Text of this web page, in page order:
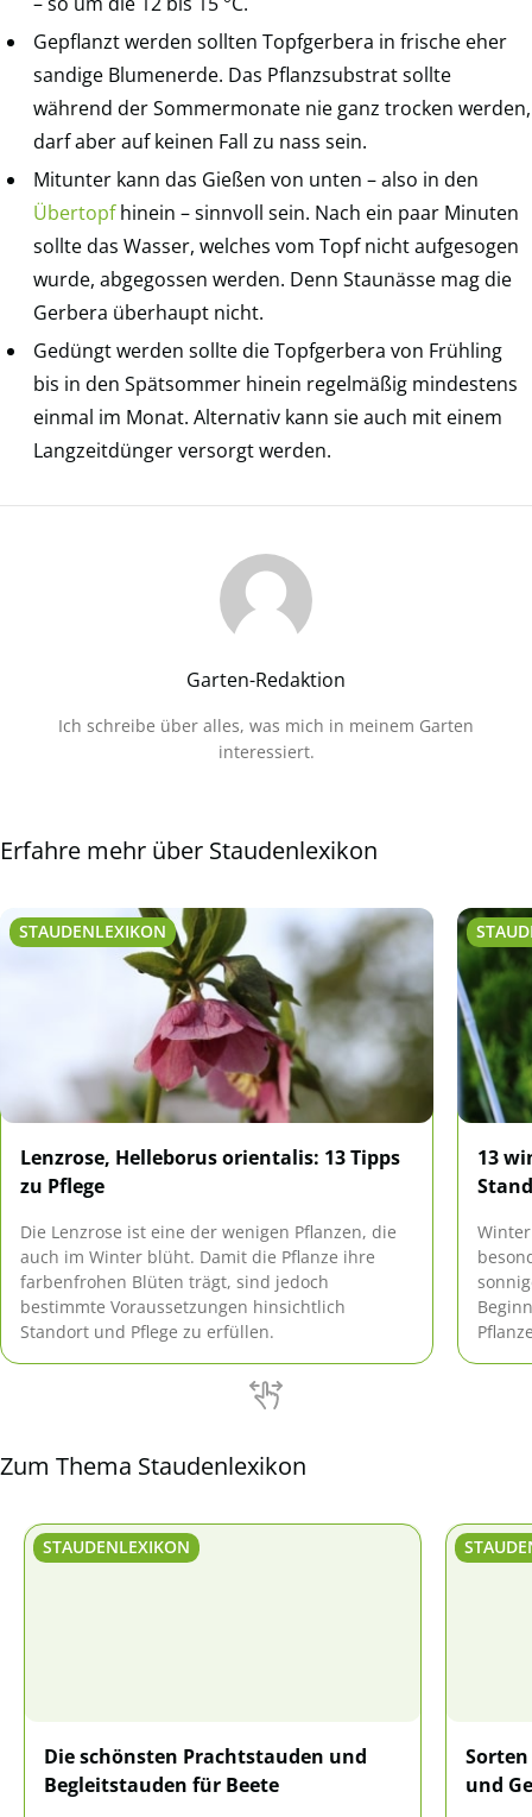
Gepflanzt werden sollten Topfgerbera in frische eher
sandige Blumenerde. Das Pflanzsubstrat sollte
während der Sommermonate nie ganz trocken werden,
darf aber auf keinen Fall zu nass sein.
Mitunter kann das Gießen von unten – also in den
Übertopfhinein – sinnvoll sein. Nach ein paar Minuten
sollte das Wasser, welches vom Topf nicht aufgesogen
wurde, abgegossen werden. Denn Staunässe mag die
Gerbera überhaupt nicht.
Gedüngt werden sollte die Topfgerbera von Frühling
bis in den Spätsommer hinein regelmäßig mindestens
einmal im Monat. Alternativ kann sie auch mit einem
Langzeitdünger versorgt werden.
Garten-Redaktion
Ich schreibe über alles, was mich in meinem Garten
interessiert.
Erfahre mehr über Staudenlexikon
STAUDENLEXIKON
Lenzrose, Helleborus orientalis: 13 Tipps
zu Pflege
Die Lenzrose ist eine der wenigen Pflanzen, die
auch im Winter blüht. Damit die Pflanze ihre
farbenfrohen Blüten trägt, sind jedoch
bestimmte Voraussetzungen hinsichtlich
Standort und Pflege zu erfüllen.
13
Zum Thema Staudenlexikon
STAUDENLEXIKON
Die schönsten Prachtstauden und
Begleitstauden für Beete
und